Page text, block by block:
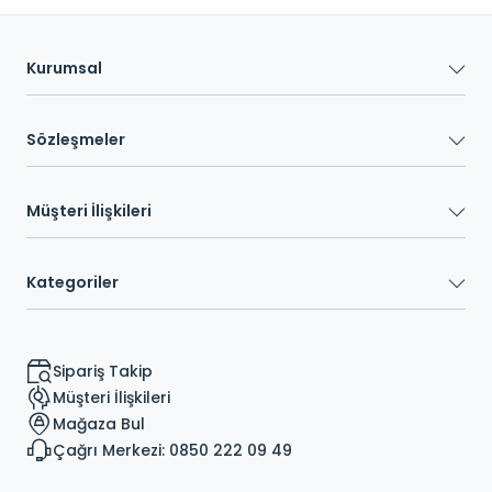
Kurumsal
Sözleşmeler
Müşteri İlişkileri
Kategoriler
Sipariş Takip
Müşteri İlişkileri
Mağaza Bul
Çağrı Merkezi: 0850 222 09 49